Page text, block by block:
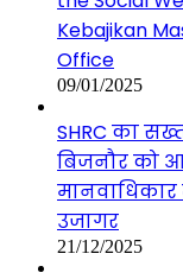
Kebajikan
Office
09/01/2025
SHRC का
बिजनौर को
उजागर
21/12/2025